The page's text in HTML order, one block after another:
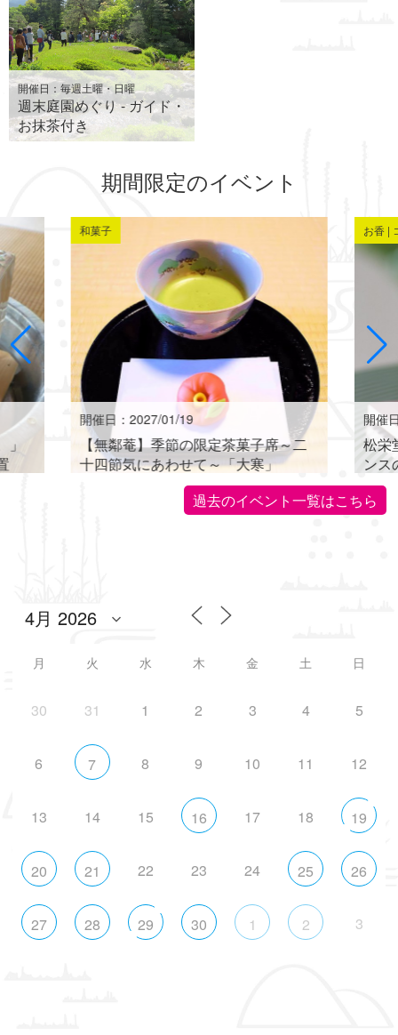
開催日：毎週土曜・日曜
週末庭園めぐり - ガイド・
お抹茶付き
期間限定のイベント
和菓子
開催日：2027/01/19
【無鄰菴】季節の限定茶菓子席～二
十四節気にあわせて～「大寒」
お香 |
開催
松栄
ンス
世界
過去のイベント一覧はこちら
月 火 水 木 金 土 日
30 31 1 2 3 4 5
6 7 8 9 10 11 12
13 14 15 16 17 18 19
20 21 22 23 24 25 26
27 28 29 30 1 2 3